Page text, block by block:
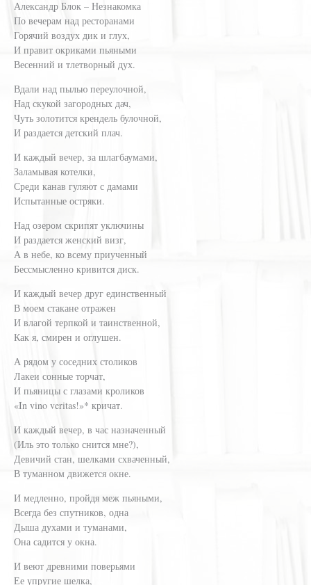
Александр Блок – Незнакомка
По вечерам над ресторанами
Горячий воздух дик и глух,
И правит окриками пьяными
Весенний и тлетворный дух.
Вдали над пылью переулочной,
Над скукой загородных дач,
Чуть золотится крендель булочной,
И раздается детский плач.
И каждый вечер, за шлагбаумами,
Заламывая котелки,
Среди канав гуляют с дамами
Испытанные остряки.
Над озером скрипят уключины
И раздается женский визг,
А в небе, ко всему приученный
Бессмысленно кривится диск.
И каждый вечер друг единственный
В моем стакане отражен
И влагой терпкой и таинственной,
Как я, смирен и оглушен.
А рядом у соседних столиков
Лакеи сонные торчат,
И пьяницы с глазами кроликов
«In vino veritas!»* кричат.
И каждый вечер, в час назначенный
(Иль это только снится мне?),
Девичий стан, шелками схваченный,
В туманном движется окне.
И медленно, пройдя меж пьяными,
Всегда без спутников, одна
Дыша духами и туманами,
Она садится у окна.
И веют древними поверьями
Ее упругие шелка,